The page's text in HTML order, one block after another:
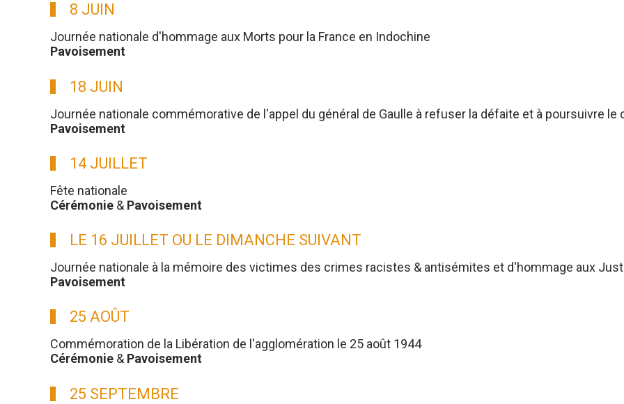
8 JUIN
Journée nationale d'hommage aux Morts pour la France en Indochine
Pavoisement
18 JUIN
Journée nationale commémorative de l'appel du général de Gaulle à refuser la défaite et à poursuivre
Pavoisement
14 JUILLET
Fête nationale
Cérémonie & Pavoisement
LE 16 JUILLET OU LE DIMANCHE SUIVANT
Journée nationale à la mémoire des victimes des crimes racistes & antisémites et d'hommage aux
Pavoisement
25 AOÛT
Commémoration de la Libération de l'agglomération le 25 août 1944
Cérémonie & Pavoisement
25 SEPTEMBRE